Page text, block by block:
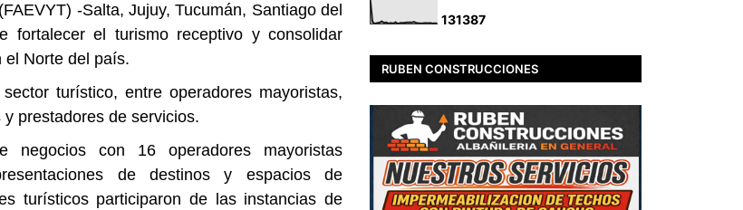
-Salta, Jujuy, Tucumán, Santiago del
fortalecer el turismo receptivo y consolidar
el Norte del país.
turístico, entre operadores mayoristas,
prestadores de servicios.
negocios con 16 operadores mayoristas
de destinos y espacios de
turísticos participaron de las instancias de
131387
RUBEN CONSTRUCCIONES